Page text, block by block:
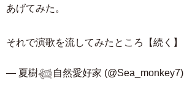
あげてみた。
それで演歌を流してみたところ【続く】
— 夏樹𓆉自然愛好家 (@Sea_monkey7)